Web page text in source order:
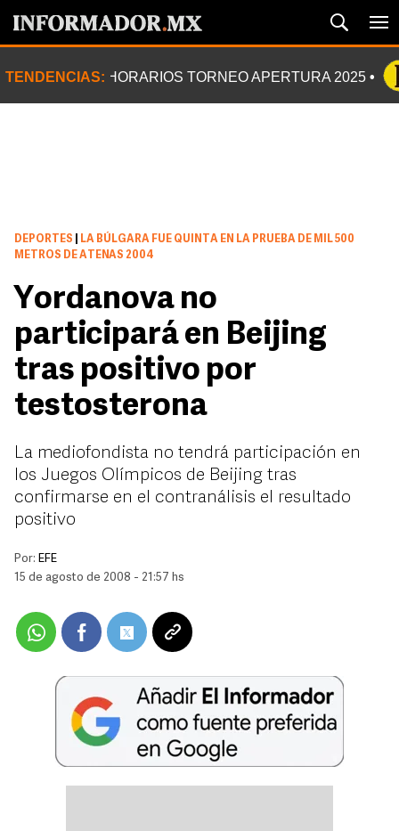
TENDENCIAS: HORARIOS TORNEO APERTURA 2025
DEPORTES
LA BÚLGARA FUE QUINTA EN LA PRUEBA DE MIL 500
METROS DE ATENAS 2004
Yordanova no
participará en Beijing
tras positivo por
testosterona
La mediofondista no tendrá participación en
los Juegos Olímpicos de Beijing tras
confirmarse en el contranálisis el resultado
positivo
Por: EFE
15 de agosto de 2008 - 21:57 hs